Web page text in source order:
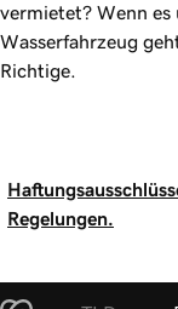
vermietet? Wenn es
Wasserfahrzeug
Richtige.
Regelungen.